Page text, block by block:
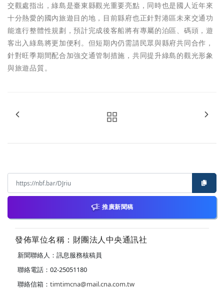
交觀處指出，綠島是臺東縣觀光重要亮點，同時也是國人近年來
十分熱愛的國內旅遊目的地，目前縣府也正針對港區未來交通功
能進行整體性規劃，預計完成後客船將有專屬的泊區、碼頭，遊
客出入綠島將更加便利。但短期內仍需請民眾與縣府共同合作，
針對旺季期間配合加強交通管制措施，共同提升綠島的觀光形象
與旅遊品質。
推廣新聞稿
發佈單位名稱：財團法人中央通訊社
新聞聯絡人：訊息服務核稿員
聯絡電話：02-25051180
聯絡信箱： timtimcna@mail.cna.com.tw